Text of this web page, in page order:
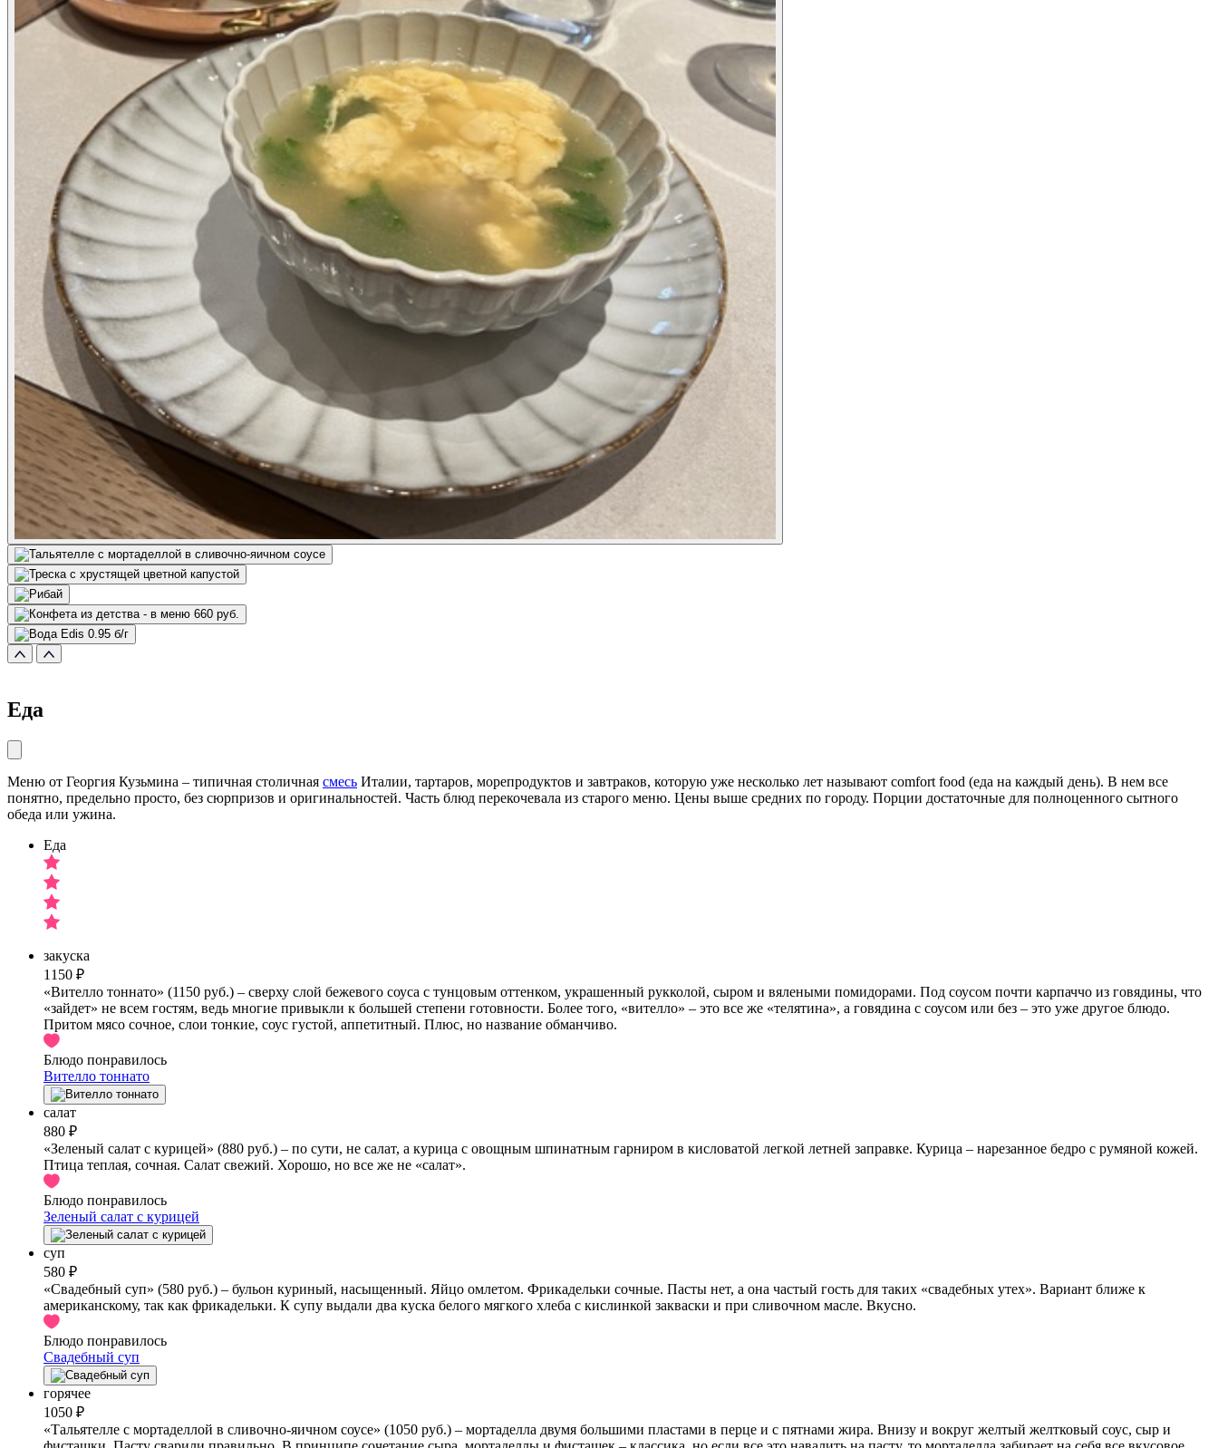
Еда
Меню от Георгия Кузьмина – типичная столичная смесь Италии, тартаров, морепродуктов и завтраков, которую уже несколько лет называют comfort food (еда на каждый день). В нем все
понятно, предельно просто, без сюрпризов и оригинальностей. Часть блюд перекочевала из старого меню. Цены выше средних по городу. Порции достаточные для полноценного сытного
обеда или ужина.
Еда
закуска
1150 ₽
«Вителло тоннато» (1150 руб.) – сверху слой бежевого соуса с тунцовым оттенком, украшенный рукколой, сыром и вялеными помидорами. Под соусом почти карпаччо из говядины, что
«зайдет» не всем гостям, ведь многие привыкли к большей степени готовности. Более того, «вителло» – это все же «телятина», а говядина с соусом или без – это уже другое блюдо.
Притом мясо сочное, слои тонкие, соус густой, аппетитный. Плюс, но название обманчиво.
Блюдо понравилось
Вителло тоннато
салат
880 ₽
«Зеленый салат с курицей» (880 руб.) – по сути, не салат, а курица с овощным шпинатным гарниром в кисловатой легкой летней заправке. Курица – нарезанное бедро с румяной кожей.
Птица теплая, сочная. Салат свежий. Хорошо, но все же не «салат».
Блюдо понравилось
Зеленый салат с курицей
суп
580 ₽
«Свадебный суп» (580 руб.) – бульон куриный, насыщенный. Яйцо омлетом. Фрикадельки сочные. Пасты нет, а она частый гость для таких «свадебных утех». Вариант ближе к
американскому, так как фрикадельки. К супу выдали два куска белого мягкого хлеба с кислинкой закваски и при сливочном масле. Вкусно.
Блюдо понравилось
Свадебный суп
горячее
1050 ₽
«Тальятелле с мортаделлой в сливочно-яичном соусе» (1050 руб.) – мортаделла двумя большими пластами в перце и с пятнами жира. Внизу и вокруг желтый желтковый соус, сыр и